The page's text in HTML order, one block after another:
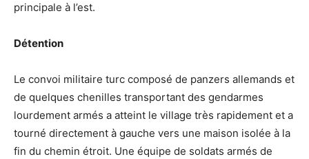
principale à l’est.
Détention
Le convoi militaire turc composé de panzers allemands et
de quelques chenilles transportant des gendarmes
lourdement armés a atteint le village très rapidement et a
tourné directement à gauche vers une maison isolée à la
fin du chemin étroit. Une équipe de soldats armés de